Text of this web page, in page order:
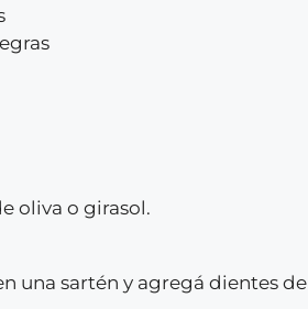
oliva o girasol.
una sartén y agregá dientes